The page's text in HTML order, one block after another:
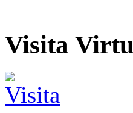
Visita